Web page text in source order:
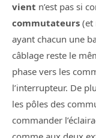
vient n’est pas si
commutateurs (et
ayant chacun une
câblage reste le
phase vers les
l’interrupteur. De
les pôles des
commander